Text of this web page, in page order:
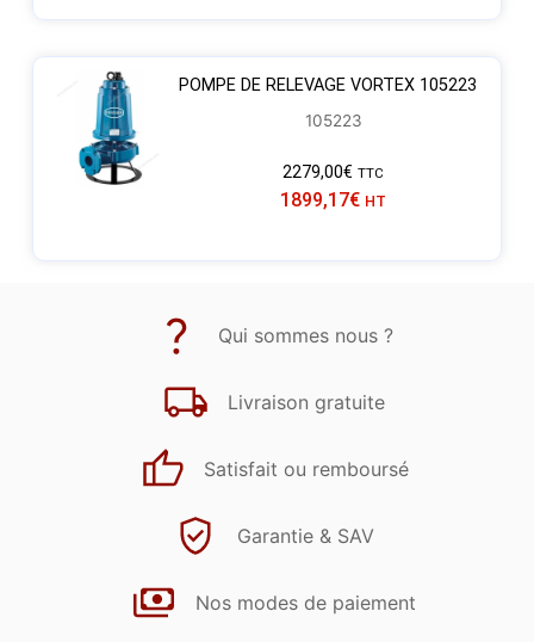
POMPE DE RELEVAGE VORTEX 105223
105223
2279,00€ TTC
1899,17€ HT
Qui sommes nous ?
Livraison gratuite
Satisfait ou remboursé
Garantie & SAV
Nos modes de paiement